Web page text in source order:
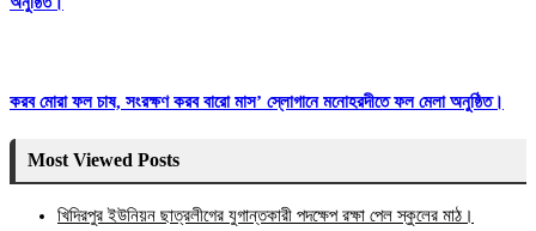
করব মোরা ফল চাষ, সংরক্ষণ করব বারো মাস’ স্লোগানে মনোহরদীতে ফল মেলা অনুষ্ঠিত।
Most Viewed Posts
খিদিরপুর ইউনিয়ন ছাত্রলীগের যুগান্তকারী পদক্ষেপ রক্ষা পেল স্কুলের মাঠ।